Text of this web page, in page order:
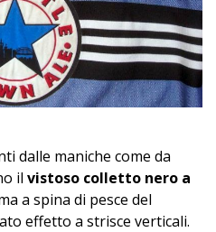
dalle maniche come da
il vistoso colletto nero a
a spina di pesce del
effetto a strisce verticali.